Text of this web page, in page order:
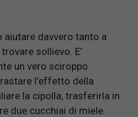
aiutare davvero tanto a
sollievo. E’
un vero sciroppo
l’effetto della
la cipolla, trasferirla in
due cucchiai di miele.